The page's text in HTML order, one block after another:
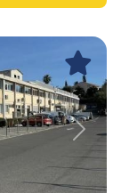
Next